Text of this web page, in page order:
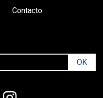
Contacto
OK